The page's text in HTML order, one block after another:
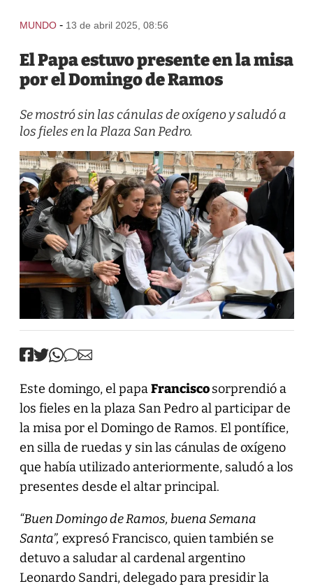
MUNDO - 13 de abril 2025, 08:56
El Papa estuvo presente en la misa
por el Domingo de Ramos
Se mostró sin las cánulas de oxígeno y saludó a
los fieles en la Plaza San Pedro.
Este domingo, el papaFranciscosorprendió a
los fieles en la plaza San Pedro al participar de
la misa por el Domingo de Ramos. El pontífice,
en silla de ruedas y sin las cánulas de oxígeno
que había utilizado anteriormente, saludó a los
presentes desde el altar principal.
“Buen Domingo de Ramos, buena Semana
Santa”, expresó Francisco, quien también se
detuvo a saludar al cardenal argentino
Leonardo Sandri, delegado para presidir la